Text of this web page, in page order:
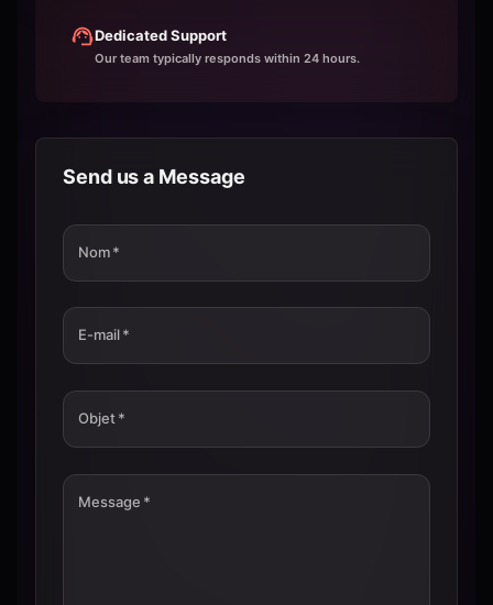
Dedicated Support
Our team typically responds within 24 hours.
Send us a Message
Nom*
E-mail*
Objet*
Message *